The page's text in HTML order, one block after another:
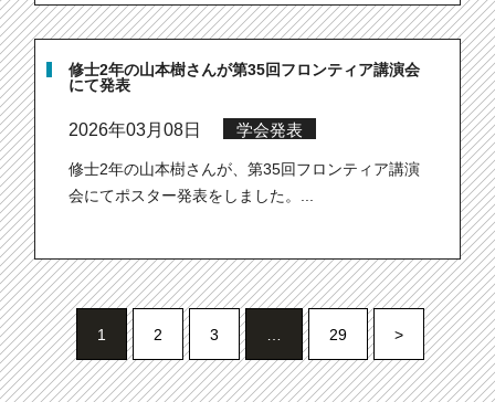
修士2年の山本樹さんが第35回フロンティア講演会
にて発表
2026年03月08日 学会発表
修士2年の山本樹さんが、第35回フロンティア講演
会にてポスター発表をしました。...
1 2 3 … 29 >